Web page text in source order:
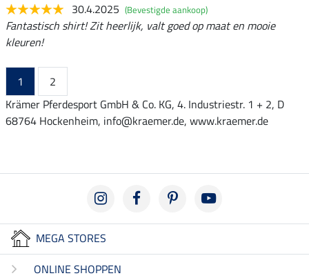
30.4.2025 (Bevestigde aankoop)
Fantastisch shirt! Zit heerlijk, valt goed op maat en mooie
kleuren!
1
2
Krämer Pferdesport GmbH & Co. KG, 4. Industriestr. 1 + 2, D
68764 Hockenheim, info@kraemer.de, www.kraemer.de
MEGA STORES
ONLINE SHOPPEN